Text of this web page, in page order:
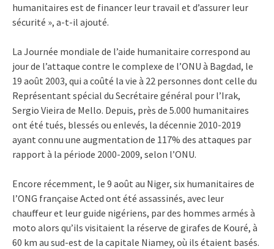
humanitaires est de financer leur travail et d’assurer leur
sécurité », a-t-il ajouté.
La Journée mondiale de l’aide humanitaire correspond au
jour de l’attaque contre le complexe de l’ONU à Bagdad, le
19 août 2003, qui a coûté la vie à 22 personnes dont celle du
Représentant spécial du Secrétaire général pour l’Irak,
Sergio Vieira de Mello. Depuis, près de 5.000 humanitaires
ont été tués, blessés ou enlevés, la décennie 2010-2019
ayant connu une augmentation de 117% des attaques par
rapport à la période 2000-2009, selon l’ONU.
Encore récemment, le 9 août au Niger, six humanitaires de
l’ONG française Acted ont été assassinés, avec leur
chauffeur et leur guide nigériens, par des hommes armés à
moto alors qu’ils visitaient la réserve de girafes de Kouré, à
60 km au sud-est de la capitale Niamey, où ils étaient basés.